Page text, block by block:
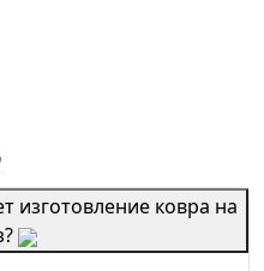
изготовление ковра на